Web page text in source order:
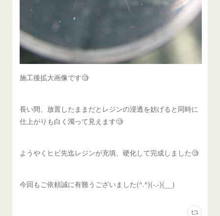
施工後拡大画像です🧐
長い間、放置したままだとレジンの浸透を妨げると同時に
仕上がりも白く濁って見えます🧐
ようやくヒビ先迄レジンが充填、硬化して完成しました🧐
今回もご依頼誠に有難うございました(^.^)(-.-)(__)